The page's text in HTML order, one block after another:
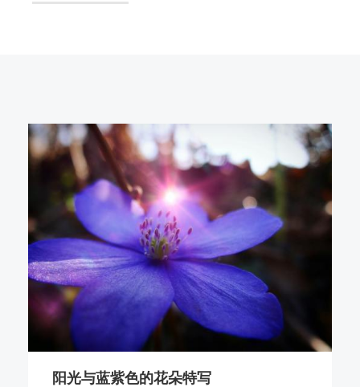
阳光与蓝紫色的花朵特写